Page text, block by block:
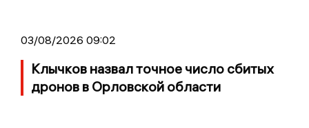
03/08/2026 09:02
Клычков назвал точное число сбитых
дронов в Орловской области